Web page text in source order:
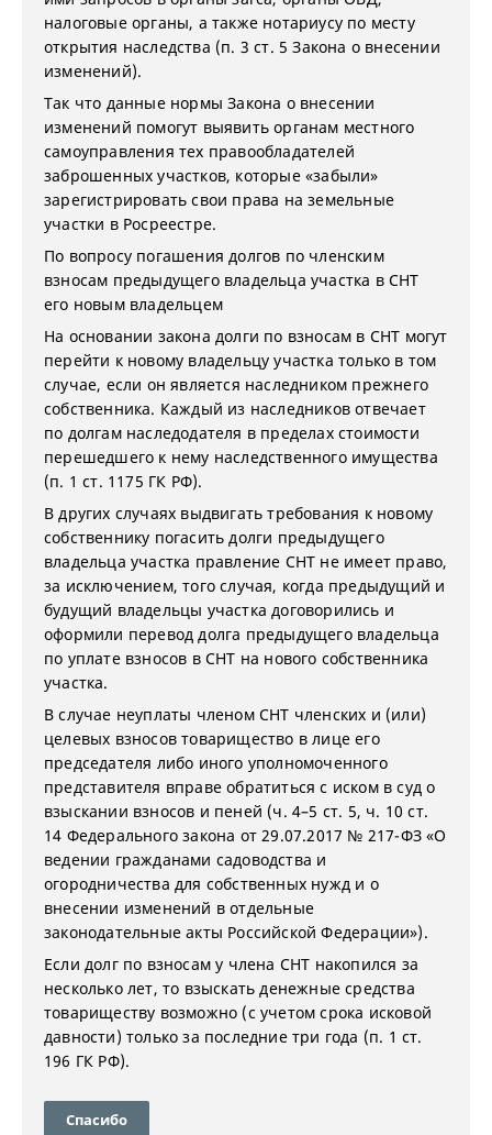
налоговые органы, а также нотариусу по месту
открытия наследства (п. 3 ст. 5 Закона о внесении
изменений).
Так что данные нормы Закона о внесении
изменений помогут выявить органам местного
самоуправления тех правообладателей
заброшенных участков, которые «забыли»
зарегистрировать свои права на земельные
участки в Росреестре.
По вопросу погашения долгов по членским
взносам предыдущего владельца участка в СНТ
его новым владельцем
На основании закона долги по взносам в СНТ могут
перейти к новому владельцу участка только в том
случае, если он является наследником прежнего
собственника. Каждый из наследников отвечает
по долгам наследодателя в пределах стоимости
перешедшего к нему наследственного имущества
(п. 1 ст. 1175 ГК РФ).
В других случаях выдвигать требования к новому
собственнику погасить долги предыдущего
владельца участка правление СНТ не имеет право,
за исключением, того случая, когда предыдущий и
будущий владельцы участка договорились и
оформили перевод долга предыдущего владельца
по уплате взносов в СНТ на нового собственника
участка.
В случае неуплаты членом СНТ членских и (или)
целевых взносов товарищество в лице его
председателя либо иного уполномоченного
представителя вправе обратиться с иском в суд о
взыскании взносов и пеней (ч. 4–5 ст. 5, ч. 10 ст.
14 Федерального закона от 29.07.2017 № 217-ФЗ «О
ведении гражданами садоводства и
огородничества для собственных нужд и о
внесении изменений в отдельные
законодательные акты Российской Федерации»).
Если долг по взносам у члена СНТ накопился за
несколько лет, то взыскать денежные средства
товариществу возможно (с учетом срока исковой
давности) только за последние три года (п. 1 ст.
196 ГК РФ).
Спасибо